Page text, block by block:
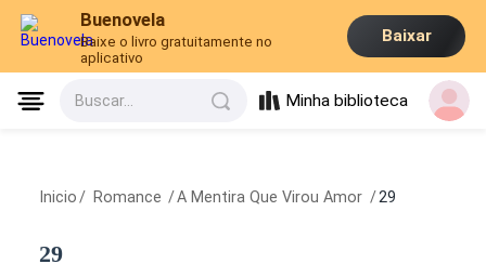
Buenovela
Baixe o livro gratuitamente no
aplicativo
Baixar
Buscar... Minha biblioteca
Inicio / Romance /A Mentira Que Virou Amor / 29
29